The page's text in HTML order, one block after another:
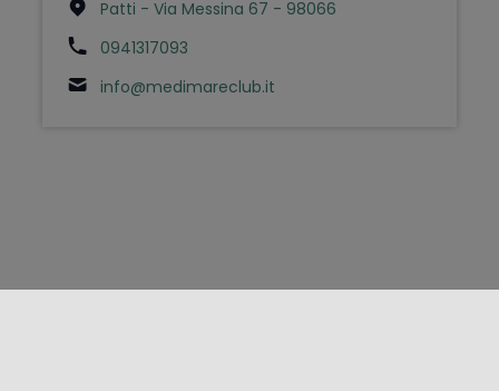
Patti - Via Messina 67 - 98066
0941317093
info@medimareclub.it